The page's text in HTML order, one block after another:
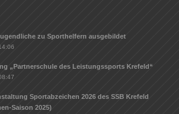
zu Sporthelfern ausgebildet
„Partnerschule des Leistungssports Krefeld“
Sportabzeichen 2026 des SSB Krefeld
Saison 2025)